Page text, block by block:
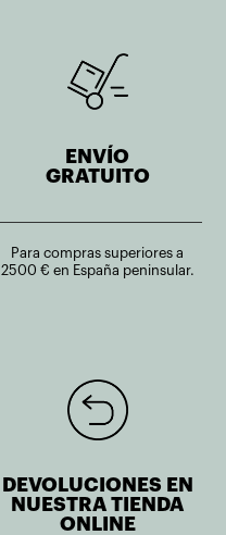
ENVÍO
GRATUITO
Para compras superiores a
2500 € en España peninsular.
DEVOLUCIONES EN
NUESTRA TIENDA
ONLINE